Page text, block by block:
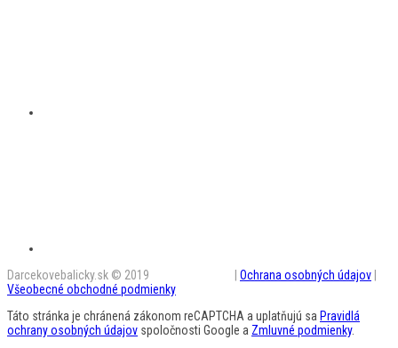
Darcekovebalicky.sk © 2019 Ochrana osobných údajov
Všeobecné obchodné podmienky
Táto stránka je chránená zákonom reCAPTCHA a uplatňujú sa Pravidlá
ochrany osobných údajov spoločnosti Google a Zmluvné podmienky.